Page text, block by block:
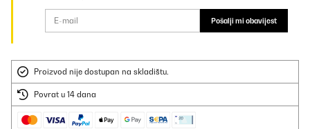
Pošalji mi obavijest
Proizvod nije dostupan na skladištu.
Povrat u 14 dana